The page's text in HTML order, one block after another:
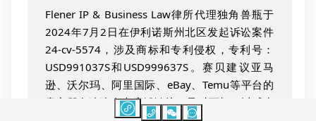
Flener IP & Business Law律所代理独角兽瓶于
2024年7月2日在伊利诺斯州北区发起诉讼案件
24-cv-5574，涉及商标和专利侵权，专利号：
USD991037S和USD999637S。赛贝建议亚马
逊、沃尔玛、阿里国际、eBay、Temu等平台的
卖家朋友速速自查店铺链接，及时下架，以减少